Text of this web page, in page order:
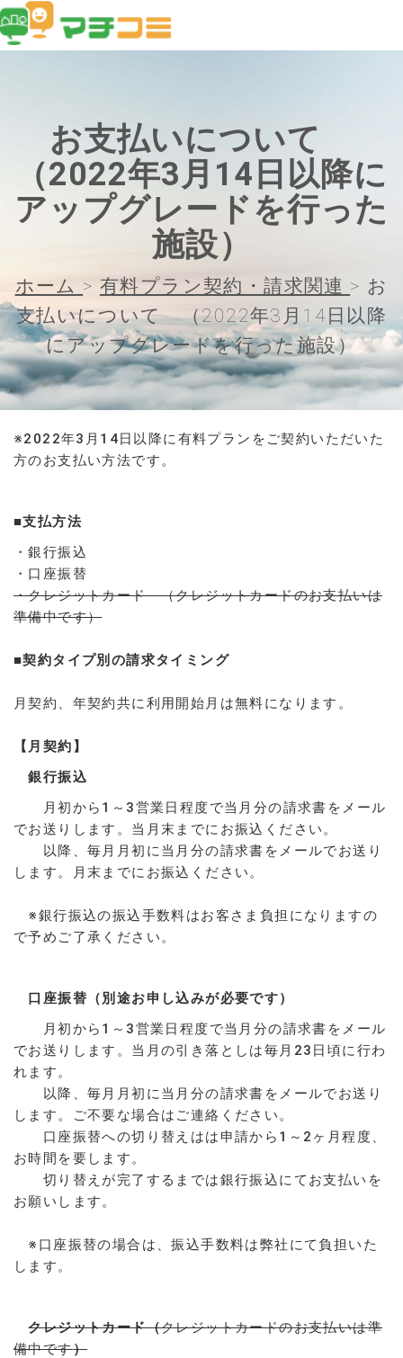
お支払いについて
（2022年3月14日以降に
アップグレードを行った
施設）
ホーム > 有料プラン契約・請求関連 > お
支払いについて （2022年3月14日以降
にアップグレードを行った施設）
※2022年3月14日以降に有料プランをご契約いただいた
方のお支払い方法です。
■支払方法
・銀行振込
・口座振替
・クレジットカード （クレジットカードのお支払いは
準備中です）
■契約タイプ別の請求タイミング
月契約、年契約共に利用開始月は無料になります。
【月契約】
銀行振込
月初から1～3営業日程度で当月分の請求書をメール
でお送りします。当月末までにお振込ください。
以降、毎月月初に当月分の請求書をメールでお送り
します。月末までにお振込ください。
※銀行振込の振込手数料はお客さま負担になりますの
で予めご了承ください。
口座振替（別途お申し込みが必要です）
月初から1～3営業日程度で当月分の請求書をメール
でお送りします。当月の引き落としは毎月23日頃に行わ
れます。
以降、毎月月初に当月分の請求書をメールでお送り
します。ご不要な場合はご連絡ください。
口座振替への切り替えはは申請から1～2ヶ月程度、
お時間を要します。
切り替えが完了するまでは銀行振込にてお支払いを
お願いします。
※口座振替の場合は、振込手数料は弊社にて負担いた
します。
クレジットカード（クレジットカードのお支払いは準
備中です）